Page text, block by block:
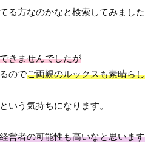
る方なのかなと検索してみました
きませんでしたが
のでご両親のルックスも素晴らし
いう気持ちになります。
営者の可能性も高いなと思います